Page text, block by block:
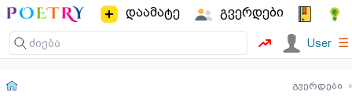
დაამატე გვერდები
User ☰
გვერდები